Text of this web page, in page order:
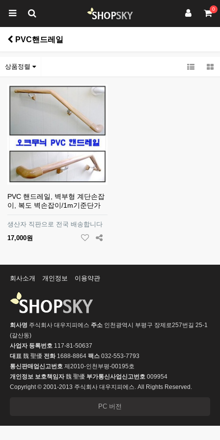
0
PVC핸드레일
상품정렬
PVC 핸드레일, 벽부형 계단손잡
이, 복도 벽손잡이/1m기준단가
생산자 직판으로 전국 배송합니다
17,000원
회사소개 개인정보 이용약관
회사명 주식회사 대우지피에스 주소 인천광역시 부평구 장제로257번길 25-1
(갈산동)
사업자 등록번호 117-81-50637
대표 魏 聖優 전화1688-8864 팩스 032-553-7793
통신판매업신고번호 제2010-인천부평-00195호
개인정보 보호책임자魏 聖優 부가통신사업신고번호 009954
Copyright © 2001-2013 주식회사 대우지피에스. All Rights Reserved.
PC 버전